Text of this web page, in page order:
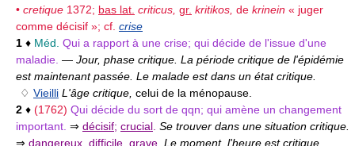
• cretique 1372; bas lat. criticus, gr. kritikos, de krinein « juger
comme décisif »; cf. crise
1 ♦ Méd. Qui a rapport à une crise; qui décide de l'issue d'une
maladie. — Jour, phase critique. La période critique de l'épidémie
est maintenant passée. Le malade est dans un état critique.
♢ Vieilli L'âge critique, celui de la ménopause.
2 ♦ (1762) Qui décide du sort de qqn; qui amène un changement
important. ⇒ décisif; crucial Se trouver dans une situation critique.
⇒ dangereux difficile grave Le moment, l'heure est critique.